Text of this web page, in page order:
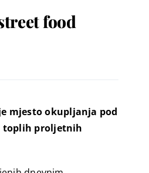
food
mjesto okupljanja pod
toplih proljetnih